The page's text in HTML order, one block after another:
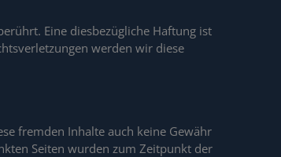
Eine diesbezügliche Haftung ist
werden wir diese
fremden Inhalte auch keine Gewähr
Seiten wurden zum Zeitpunkt der